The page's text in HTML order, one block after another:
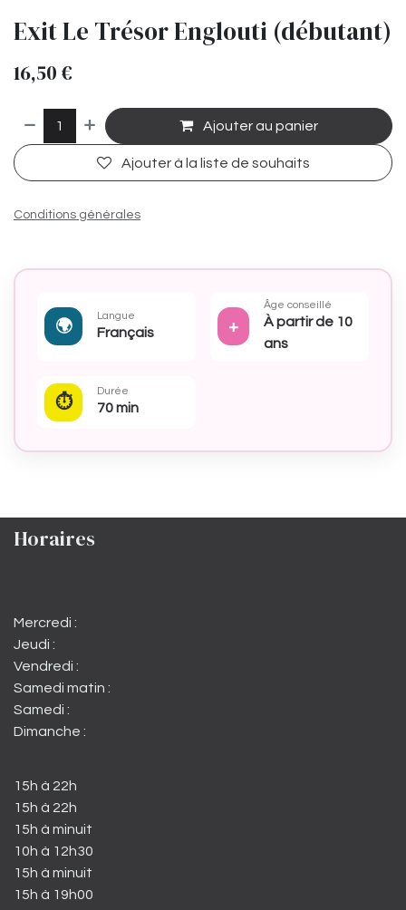
Exit Le Trésor Englouti (débutant)
16,50 €
Ajouter au panier
Ajouter à la liste de souhaits
Conditions générales
🌍
Langue
Français +
Âge conseillé
À partir de 10
ans
⏱
Durée
70 min
Horaires
Mercredi :
Jeudi :
Vendredi :
Samedi matin :
Samedi :
Dimanche :
15h à 22h
15h à 22h
15h à minuit
10h à 12h30
15h à minuit
15h à 19h00